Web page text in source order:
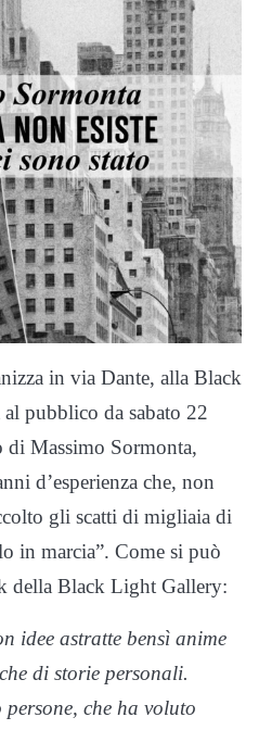
in via Dante, alla Black
pubblico da sabato 22
di Massimo Sormonta,
d’esperienza che, non
gli scatti di migliaia di
in marcia”. Come si può
della Black Light Gallery:
idee astratte bensì anime
di storie personali.
che ha voluto